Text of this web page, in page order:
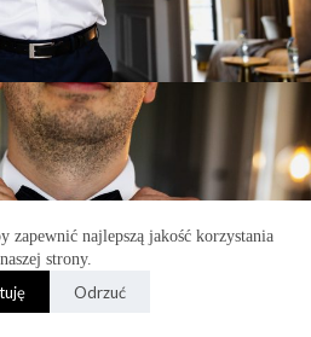
zapewnić najlepszą jakość korzystania
strony.
Odrzuć